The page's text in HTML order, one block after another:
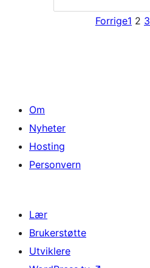
Forrige1 2 3
Om
Nyheter
Hosting
Personvern
Lær
Brukerstøtte
Utviklere